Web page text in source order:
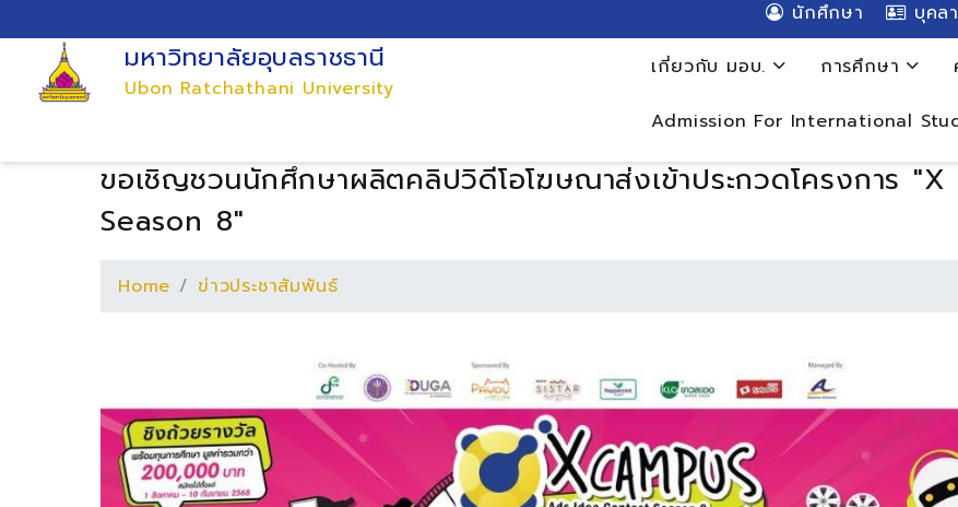
นักศึกษา บุคล
มหาวิทยาลัยอุบลราชธานี
Ubon Ratchathani University
เกี่ยวกับ มอบ. การศึกษา
Admission For International
ขอเชิญชวนนักศึกษาผลิตคลิปวิดีโอโฆษณาส่งเข้าประกวดโครงการ
Season 8"
Home ข่าวประชาสัมพันธ์